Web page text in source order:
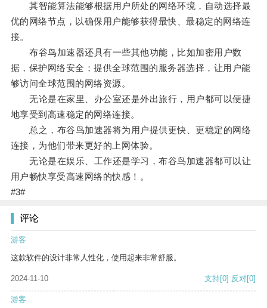
其智能算法能够根据用户所处的网络环境，自动选择最
优的网络节点，以确保用户能够获得最快、最稳定的网络连
接。
布谷鸟加速器还具有一些其他功能，比如加密用户数
据，保护网络安全；提供全球范围的服务器选择，让用户能
够访问全球范围的网络资源。
无论是在家里、办公室还是外出旅行，用户都可以便捷
地享受到高速稳定的网络连接。
总之，布谷鸟加速器将为用户提供更快、更稳定的网络
连接，为他们带来更好的上网体验。
无论是在娱乐、工作还是学习，布谷鸟加速器都可以让
用户畅快享受高速网络的快感！。
#3#
评论
游客
这款软件的设计非常人性化，使用起来非常舒服。
2024-11-10 支持[0] 反对[0]
游客